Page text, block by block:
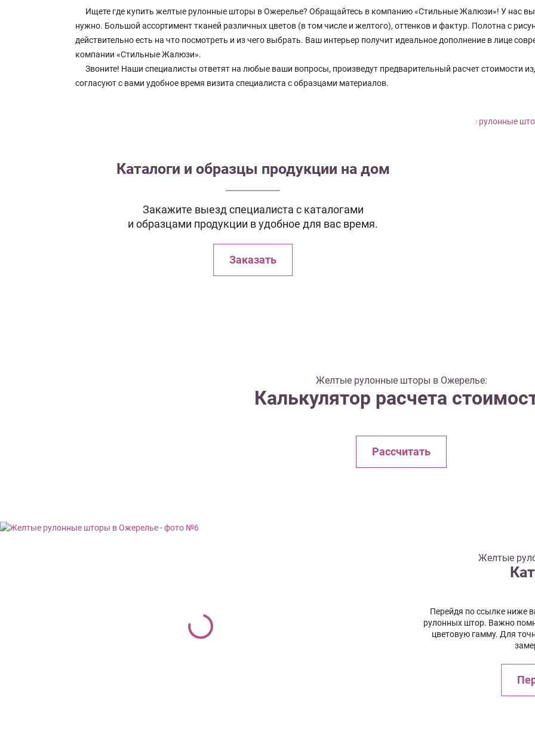
Ищете где купить желтые рулонные шторы в Ожерелье? Обращайтесь в компанию «Стильные Жалюзи»! У нас вы
нужно. Большой ассортимент тканей различных цветов (в том числе и желтого), оттенков и фактур. Полотна с
действительно есть на что посмотреть и из чего выбрать. Ваш интерьер получит идеальное дополнение в лице
компании «Стильные Жалюзи».
Звоните! Наши специалисты ответят на любые ваши вопросы, произведут предварительный расчет стоимости
согласуют с вами удобное время визита специалиста с образцами материалов.
Каталоги и образцы продукции на дом
Закажите выезд специалиста с каталогами
и образцами продукции в удобное для вас время.
Заказать
Желтые рулонные шторы в Ожерелье:
Калькулятор расчета
Рассчитать
Желтые
Перейдя по ссылке ниже
рулонных штор. Важно
цветовую гамму. Для